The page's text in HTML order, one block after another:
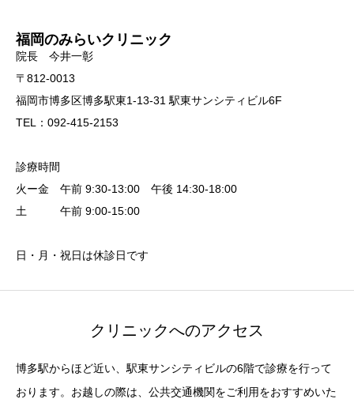
福岡のみらいクリニック
院長 今井一彰
〒812-0013
福岡市博多区博多駅東1-13-31 駅東サンシティビル6F
TEL：092-415-2153
診療時間
火ー金 午前 9:30-13:00 午後 14:30-18:00
土 午前 9:00-15:00
日・月・祝日は休診日です
クリニックへのアクセス
博多駅からほど近い、駅東サンシティビルの6階で診療を行って
おります。お越しの際は、公共交通機関をご利用をおすすめいた